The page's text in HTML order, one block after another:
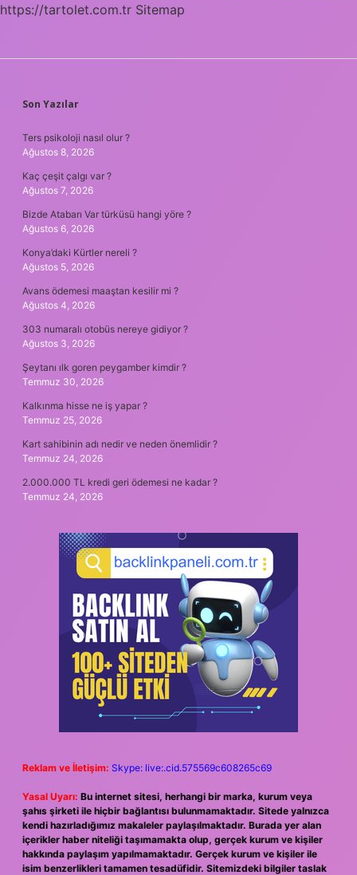
https://tartolet.com.tr Sitemap
SIDEBAR
Son Yazılar
Ters psikoloji nasıl olur ?
Ağustos 8, 2026
Kaç çeşit çalgı var ?
Ağustos 7, 2026
Bizde Atabarı Var türküsü hangi yöre ?
Ağustos 6, 2026
Konya’daki Kürtler nereli ?
Ağustos 5, 2026
Avans ödemesi maaştan kesilir mi ?
Ağustos 4, 2026
303 numaralı otobüs nereye gidiyor ?
Ağustos 3, 2026
Şeytanı ılk goren peygamber kimdir ?
Temmuz 30, 2026
Kalkınma hisse ne iş yapar ?
Temmuz 25, 2026
Kart sahibinin adı nedir ve neden önemlidir ?
Temmuz 24, 2026
2.000.000 TL kredi geri ödemesi ne kadar ?
Temmuz 24, 2026
Reklam ve İletişim: Skype: live:.cid.575569c608265c69
Yasal Uyarı: Bu internet sitesi, herhangi bir marka, kurum veya
şahıs şirketi ile hiçbir bağlantısı bulunmamaktadır. Sitede yalnızca
kendi hazırladığımız makaleler paylaşılmaktadır. Burada yer alan
içerikler haber niteliği taşımamakta olup, gerçek kurum ve kişiler
hakkında paylaşım yapılmamaktadır. Gerçek kurum ve kişiler ile
isim benzerlikleri tamamen tesadüfidir. Sitemizdeki bilgiler taslak